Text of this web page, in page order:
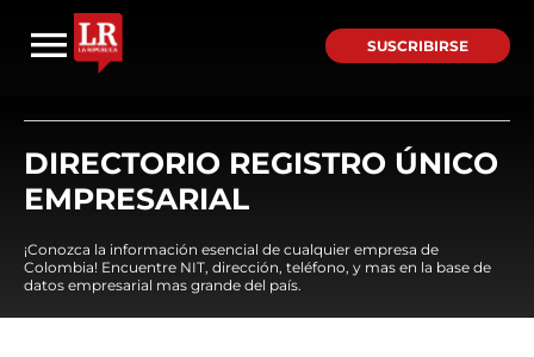
SUSCRIBIRSE
DIRECTORIO REGISTRO ÚNICO
EMPRESARIAL
¡Conozca la información esencial de cualquier empresa de
Colombia! Encuentre NIT, dirección, teléfono, y mas en la base de
datos empresarial mas grande del país.